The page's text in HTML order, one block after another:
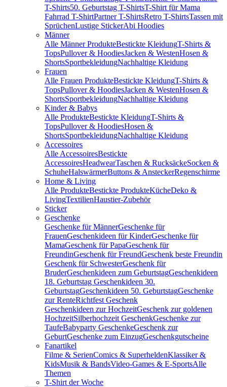
T-Shirts50. Geburtstag T-ShirtsT-Shirt für Mama
Fahrrad T-ShirtPartner T-ShirtsRetro T-ShirtsTassen mit
SprüchenLustige StickerAbi Hoodies
Männer
Alle Männer ProdukteBestickte KleidungT-Shirts &
TopsPullover & HoodiesJacken & WestenHosen &
ShortsSportbekleidungNachhaltige Kleidung
Frauen
Alle Frauen ProdukteBestickte KleidungT-Shirts &
TopsPullover & HoodiesJacken & WestenHosen &
ShortsSportbekleidungNachhaltige Kleidung
Kinder & Babys
Alle ProdukteBestickte KleidungT-Shirts &
TopsPullover & HoodiesHosen &
ShortsSportbekleidungNachhaltige Kleidung
Accessoires
Alle AccessoiresBestickte
AccessoiresHeadwearTaschen & RucksäckeSocken &
SchuheHalswärmerButtons & AnsteckerRegenschirme
Home & Living
Alle ProdukteBestickte ProdukteKücheDeko &
LivingTextilienHaustier-Zubehör
Sticker
Geschenke
Geschenke für MännerGeschenke für
FrauenGeschenkideen für KinderGeschenke für
MamaGeschenk für PapaGeschenk für
FreundinGeschenk für FreundGeschenk beste Freundin
Geschenk für SchwesterGeschenk für
BruderGeschenkideen zum GeburtstagGeschenkideen
18. Geburtstag Geschenkideen 30.
GeburtstagGeschenkideen 50. GeburtstagGeschenke
zur RenteRichtfest Geschenk
Geschenkideen zur HochzeitGeschenk zur goldenen
HochzeitSilberhochzeit GeschenkGeschenke zur
TaufeBabyparty GeschenkeGeschenk zur
GeburtGeschenke zum EinzugGeschenkgutscheine
Fanartikel
Filme & SerienComics & SuperheldenKlassiker &
KidsMusik & BandsVideo-Games & E-SportsAlle
Themen
T-Shirt der Woche